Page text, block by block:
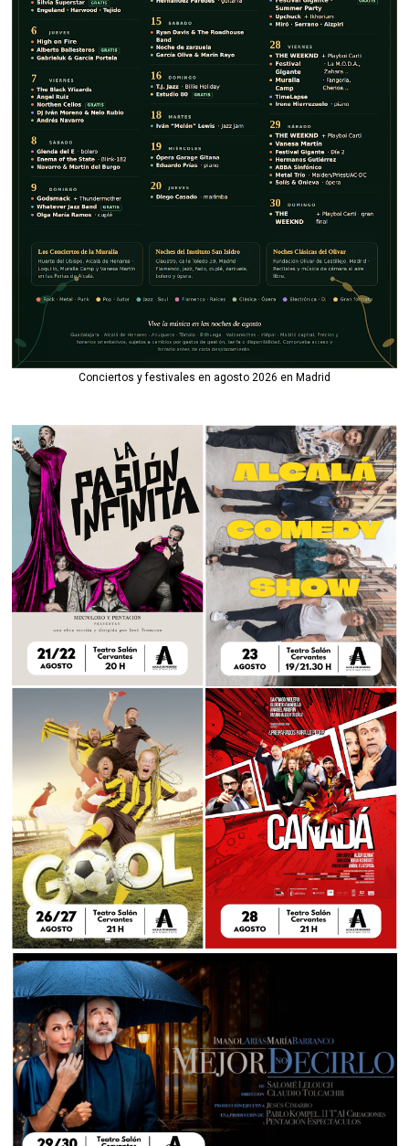
Conciertos y festivales en agosto 2026 en Madrid